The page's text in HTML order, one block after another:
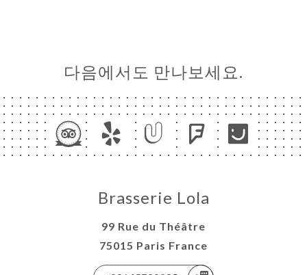
다음에서도 만나보세요.
Brasserie Lola
99 Rue du Théâtre
75015 Paris France